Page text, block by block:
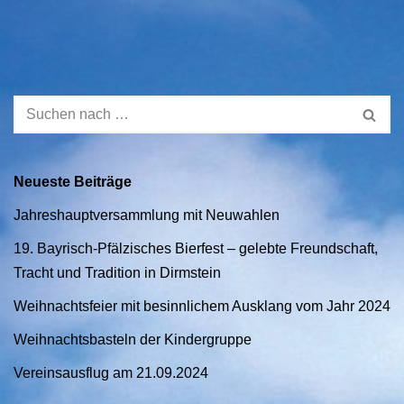
Neueste Beiträge
Jahreshauptversammlung mit Neuwahlen
19. Bayrisch-Pfälzisches Bierfest – gelebte Freundschaft,
Tracht und Tradition in Dirmstein
Weihnachtsfeier mit besinnlichem Ausklang vom Jahr 2024
Weihnachtsbasteln der Kindergruppe
Vereinsausflug am 21.09.2024